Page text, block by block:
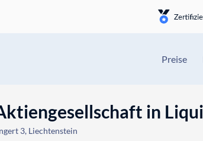
Preise
in
3, Liechtenstein